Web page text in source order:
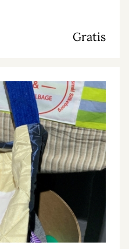
Gratis